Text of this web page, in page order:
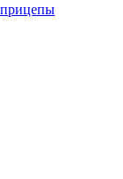
прицепы